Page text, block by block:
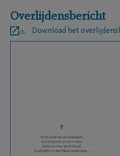
Overlijdensbericht
Download het